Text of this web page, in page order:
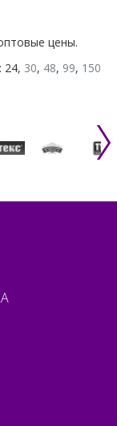
цены.
24, 30, 48, 99, 150